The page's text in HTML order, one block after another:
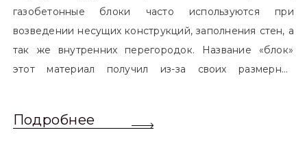
газобетонные блоки часто используются при
возведении несущих конструкций, заполнения стен, а
так же внутренних перегородок. Название «блок»
этот материал получил из-за своих размерных
обычный одинарный кирпич. Размер блоков различен
Подробнее